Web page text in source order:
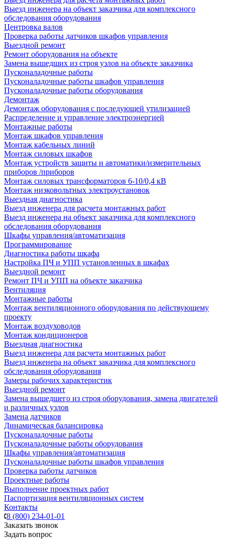
Выезд инженера на объект заказчика для комплексного
обследования оборудования
Центровка валов
Проверка работы датчиков шкафов управления
Выездной ремонт
Ремонт оборудования на объекте
Замена вышедших из строя узлов на объекте заказчика
Пусконаладочные работы
Пусконаладочные работы шкафов управления
Пусконаладочные работы оборудования
Демонтаж
Демонтаж оборудования с последующей утилизацией
Распределение и управление электроэнергией
Монтажные работы
Монтаж шкафов управления
Монтаж кабельных линий
Монтаж силовых шкафов
Монтаж устройств защиты и автоматики/измерительных
приборов /приборов
Монтаж силовых трансформаторов 6-10/0,4 кВ
Монтаж низковольтных электроустановок
Выездная диагностика
Выезд инженера для расчета монтажных работ
Выезд инженера на объект заказчика для комплексного
обследования оборудования
Шкафы управления/автоматизация
Программирование
Диагностика работы шкафа
Настройка ПЧ и УПП установленных в шкафах
Выездной ремонт
Ремонт ПЧ и УПП на объекте заказчика
Вентиляция
Монтажные работы
Монтаж вентиляционного оборудования по действующему
проекту
Монтаж воздуховодов
Монтаж кондиционеров
Выездная диагностика
Выезд инженера для расчета монтажных работ
Выезд инженера на объект заказчика для комплексного
обследования оборудования
Замеры рабочих характеристик
Выездной ремонт
Замена вышедшего из строя оборудования, замена двигателей
и различных узлов
Замена датчиков
Динамическая балансировка
Пусконаладочные работы
Пусконаладочные работы оборудования
Шкафы управления/автоматизация
Пусконаладочные работы шкафов управления
Проверка работы датчиков
Проектные работы
Выполнение проектных работ
Паспортизация вентиляционных систем
Контакты
8 (800) 234-01-01
Заказать звонок
Задать вопрос